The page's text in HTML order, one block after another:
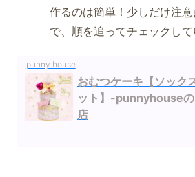
作るのは簡単！少しだけ注
で、順を追ってチェックして
punny.house
おむつケーキ【ソック
ット】-punnyhouseの
店